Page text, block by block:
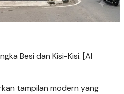
Besi dan Kisi-Kisi. [AI
tampilan modern yang